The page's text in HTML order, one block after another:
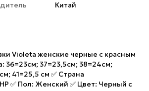
Китай
Violeta женские черные с красным
36=23см; 37=23,5см; 38=24см;
41=25,5 см ✅ Страна
✅ Пол: Женский ✅ Цвет: Черный с